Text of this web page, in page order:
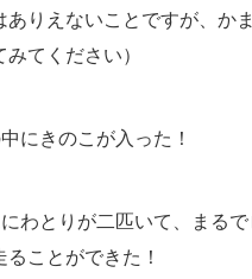
ありえないことですが、か
みてください）
にきのこが入った！
わとりが二匹いて、まるで
ことができた！